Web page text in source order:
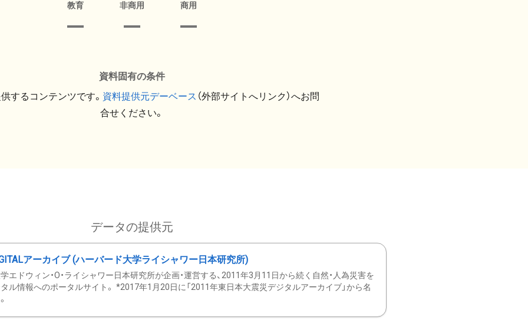
教育 非商用 商用
資料固有の条件
するコンテンツです。 資料提供元デーベース （外部サイトへリンク）へお問
合せください。
データの提供元
アーカイブ (ハーバード大学ライシャワー日本研究所)
エドウィン・O・ライシャワー日本研究所が企画・運営する、2011年3月11日から続く自然・人為災害を
ル情報へのポータルサイト。 *2017年1月20日に「2011年東日本大震災デジタルアーカイブ」から名